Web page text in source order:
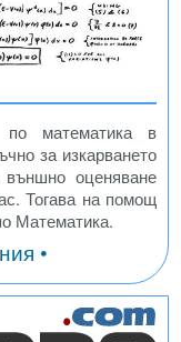
по математика в
за изкарването
оценяване
Тогава на помощ
Математика.
•